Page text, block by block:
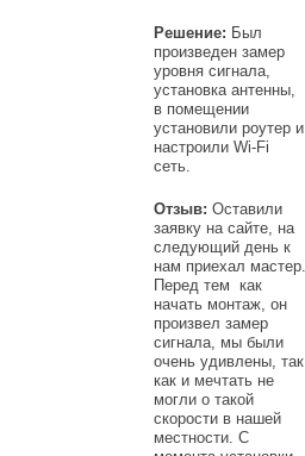
Решение: Был
произведен замер
уровня сигнала,
установка антенны,
в помещении
установили роутер и
настроили Wi-Fi
сеть.
Отзыв: Оставили
заявку на сайте, на
следующий день к
нам приехал мастер.
Перед тем как
начать монтаж, он
произвел замер
сигнала, мы были
очень удивлены, так
как и мечтать не
могли о такой
скорости в нашей
местности. С